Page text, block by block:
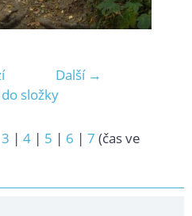
Další →
složky
3 | 4 | 5 | 6 | 7 (čas ve